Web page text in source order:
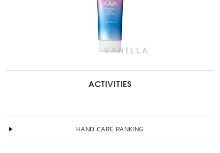
ACTIVITIES
HAND CARE RANKING